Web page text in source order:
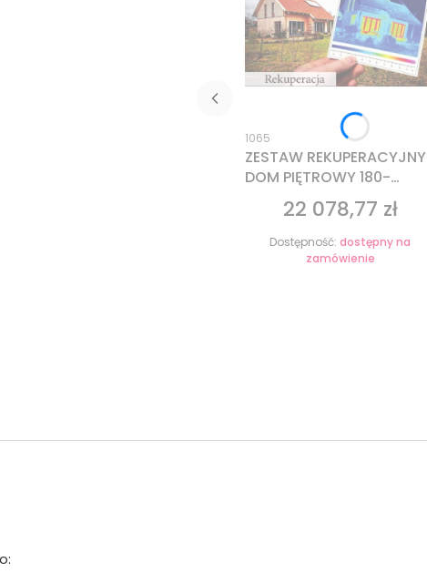
Kod produktu
1065
ZESTAW REKUPERACYJNY
DOM PIĘTROWY 180-
200m2 WERSJA STOJĄCA
PREMIUM
Cena
22 078,77 zł
Dostępność:dostępny na
zamówienie